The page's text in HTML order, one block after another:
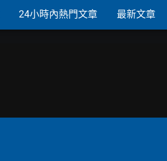
24小時內熱門文章 最新文章